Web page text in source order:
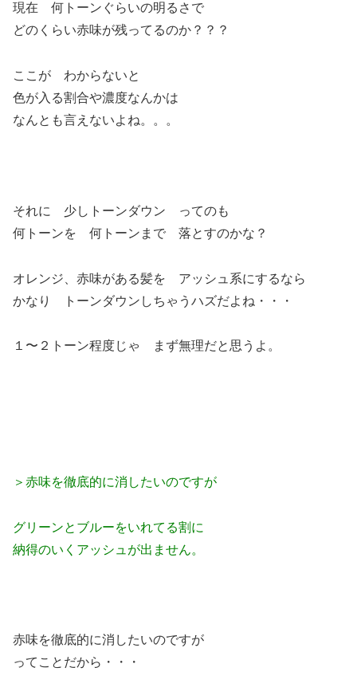
現在 何トーンぐらいの明るさで
どのくらい赤味が残ってるのか？？？
ここが わからないと
色が入る割合や濃度なんかは
なんとも言えないよね。。。
それに 少しトーンダウン ってのも
何トーンを 何トーンまで 落とすのかな？
オレンジ、赤味がある髪を アッシュ系にするなら
かなり トーンダウンしちゃうハズだよね・・・
１〜２トーン程度じゃ まず無理だと思うよ。
＞赤味を徹底的に消したいのですが
グリーンとブルーをいれてる割に
納得のいくアッシュが出ません。
赤味を徹底的に消したいのですが
ってことだから・・・